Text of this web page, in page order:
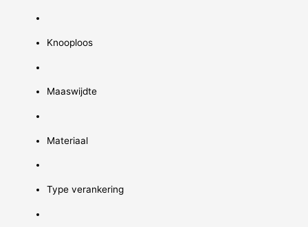
Knooploos
Maaswijdte
Materiaal
Type verankering